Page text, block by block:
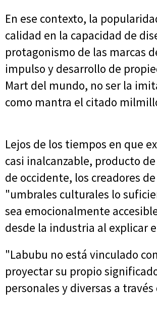
En ese contexto, la
calidad en la capacidad de
protagonismo de las marcas
impulso y desarrollo de
Mart del mundo, no ser la
como mantra el citado
Lejos de los tiempos en que
casi inalcanzable, producto
de occidente, los creadores
"umbrales culturales lo
sea emocionalmente
desde la industria al explicar
"Labubu no está vinculado
proyectar su propio
personales y diversas a